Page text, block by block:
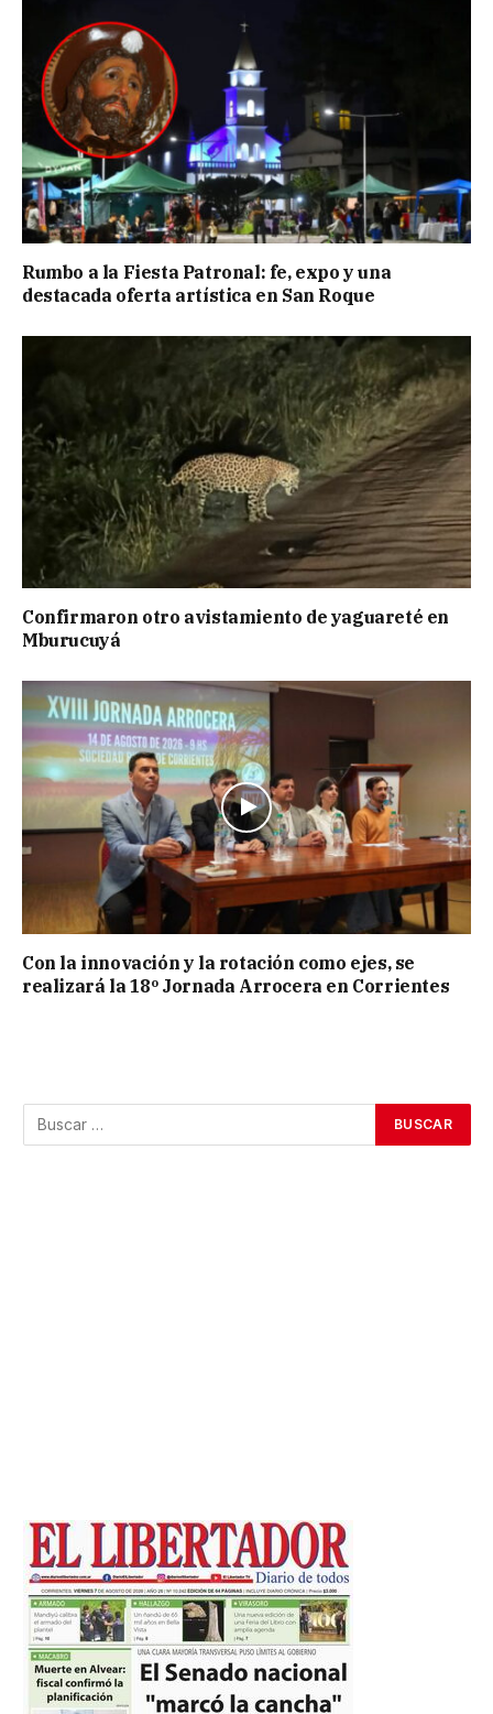
Rumbo a la Fiesta Patronal: fe, expo y una
destacada oferta artística en San Roque
Confirmaron otro avistamiento de yaguareté en
Mburucuyá
Con la innovación y la rotación como ejes, se
realizará la 18º Jornada Arrocera en Corrientes